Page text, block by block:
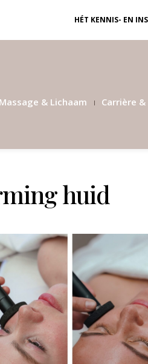
HÉT KENNIS- EN
Massage & Lichaam Carrière
huid